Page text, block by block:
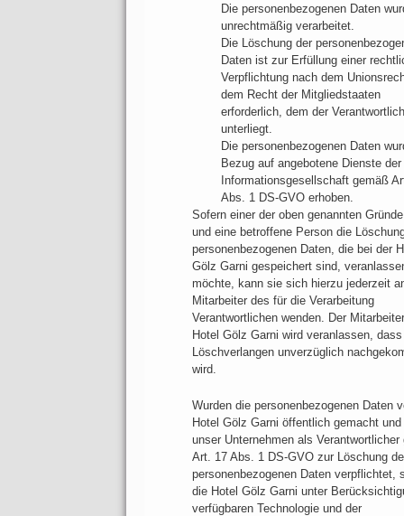
Die personenbezogenen Daten
unrechtmäßig verarbeitet.
Die Löschung der
Daten ist zur Erfüllung einer
Verpflichtung nach dem
dem Recht der Mitgliedstaaten
erforderlich, dem der
unterliegt.
Die personenbezogenen Daten
Bezug auf angebotene Dienste der
Informationsgesellschaft gemäß
Abs. 1 DS-GVO erhoben.
Sofern einer der oben genannten
und eine betroffene Person die
personenbezogenen Daten, die bei der
Gölz Garni gespeichert sind,
möchte, kann sie sich hierzu jederzeit
Mitarbeiter des für die Verarbeitung
Verantwortlichen wenden. Der
Hotel Gölz Garni wird veranlassen,
Löschverlangen unverzüglich
wird.
Wurden die personenbezogenen Daten
Hotel Gölz Garni öffentlich gemacht
unser Unternehmen als Verantwortlicher
Art. 17 Abs. 1 DS-GVO zur Löschung
personenbezogenen Daten verpflichtet,
die Hotel Gölz Garni unter
verfügbaren Technologie und der